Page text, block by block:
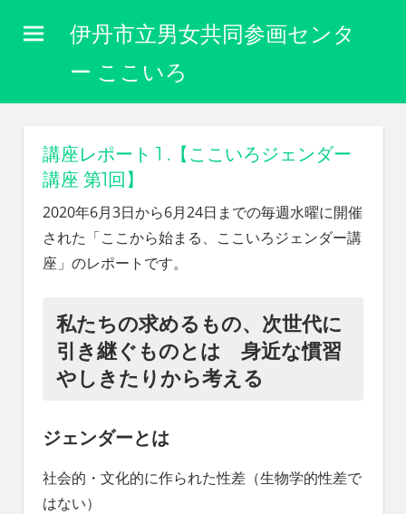
伊丹市立男女共同参画センタ
ー ここいろ
関
わ
な
く
自
し
く
生
き
る
会
を、
講座レポート 1 .【ここいろジェンダー
講座 第1回】
2020年6月3日から6月24日までの毎週水曜に開催
された「ここから始まる、ここいろジェンダー講
座」のレポートです。
私たちの求めるもの、次世代に
引き継ぐものとは 身近な慣習
やしきたりから考える
ジェンダーとは
社会的・文化的に作られた性差（生物学的性差で
はない）